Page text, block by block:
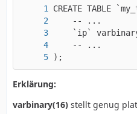
);
Erklärung:
varbinary(16) stellt genug